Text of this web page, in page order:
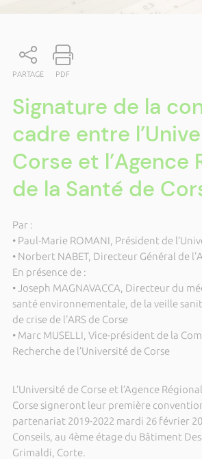
PARTAGE PDF
Signature de la
cadre entre
Corse et l’Agence
de la Santé de
Par :
• Paul-Marie ROMANI, Président de
• Norbert NABET, Directeur Général de
En présence de :
• Joseph MAGNAVACCA, Directeur du
santé environnementale, de la veille
de crise de l'ARS de Corse
• Marc MUSELLI, Vice-président de la
Recherche de l’Université de Corse
L’Université de Corse et l’Agence
Corse signeront leur première
partenariat 2019-2022 mardi 26 février
Conseils, au 4ème étage du Bâtiment
Grimaldi, Corte.